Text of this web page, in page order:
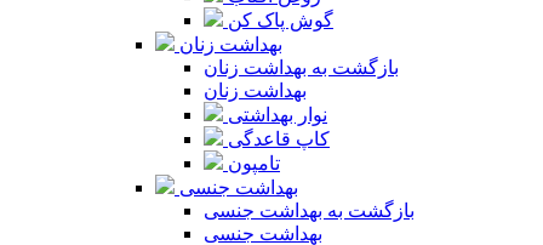
گوش پاک کن
بهداشت زنان
بازگشت به بهداشت زنان
بهداشت زنان
نوار بهداشتی
کاپ قاعدگی
تامپون
بهداشت جنسی
بازگشت به بهداشت جنسی
بهداشت جنسی